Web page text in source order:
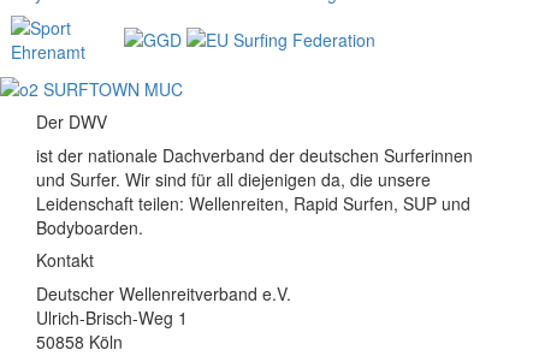
Der DWV
ist der nationale Dachverband der deutschen Surferinnen
und Surfer. Wir sind für all diejenigen da, die unsere
Leidenschaft teilen: Wellenreiten, Rapid Surfen, SUP und
Bodyboarden.
Kontakt
Deutscher Wellenreitverband e.V.
Ulrich-Brisch-Weg 1
50858 Köln